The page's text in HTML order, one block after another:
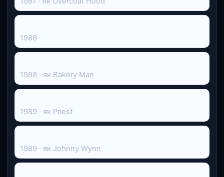
1988
1988 · як Bakery Man
1989 · як Priest
1989 · як Johnny Wynn